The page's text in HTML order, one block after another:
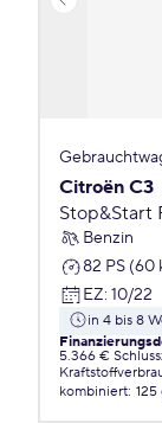
Citroën C3
Stop&Start
Benzin
82 PS (60
EZ: 10/22
in 4 bis 8
5.366 €
kombiniert: 125